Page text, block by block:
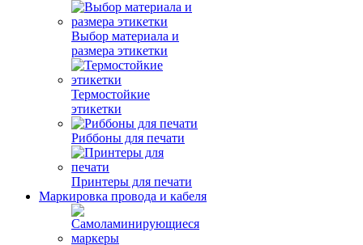
Выбор материала и
размера этикетки
Термостойкие
этикетки
Риббоны для печати
Принтеры для печати
Маркировка провода и кабеля